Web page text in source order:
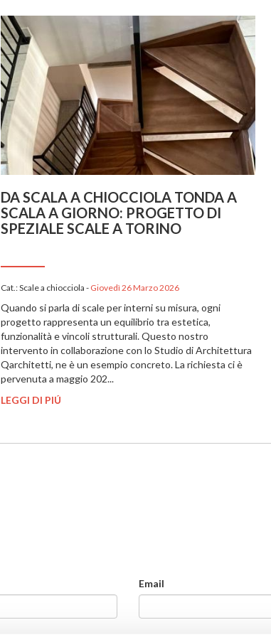
DA SCALA A CHIOCCIOLA TONDA A
SCALA A GIORNO: PROGETTO DI
SPEZIALE SCALE A TORINO
Cat.:Scale a chiocciola - Giovedì 26 Marzo 2026
Quando si parla di scale per interni su misura, ogni
progetto rappresenta un equilibrio tra estetica,
funzionalità e vincoli strutturali. Questo nostro
intervento in collaborazione con lo Studio di Architettura
Qarchitetti, ne è un esempio concreto. La richiesta ci è
pervenuta a maggio 202...
LEGGI DI PIÚ
Email